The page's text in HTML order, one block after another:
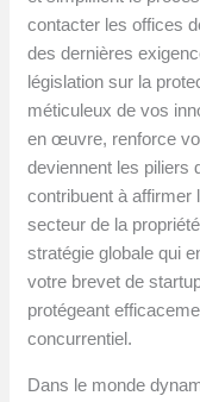
contacter les offices
des dernières
législation sur la
méticuleux de vos
en œuvre, renforce
deviennent les piliers
contribuent à affirmer
secteur de la
stratégie globale qui
votre brevet de
protégeant
concurrentiel.
Dans le monde